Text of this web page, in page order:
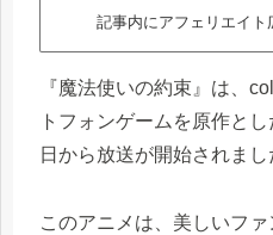
記事内にアフェリエイト
『魔法使いの約束』は、
トフォンゲームを原作と
日から放送が開始されまし
このアニメは、美しいファ